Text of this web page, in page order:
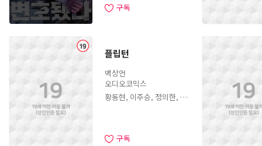
소 소
문, 장미, 이슬, 임의주, 김
윤채, 신나리
구독
플립턴
백상언
오디오코믹스
황동현, 이주승, 정의한, 임
구독